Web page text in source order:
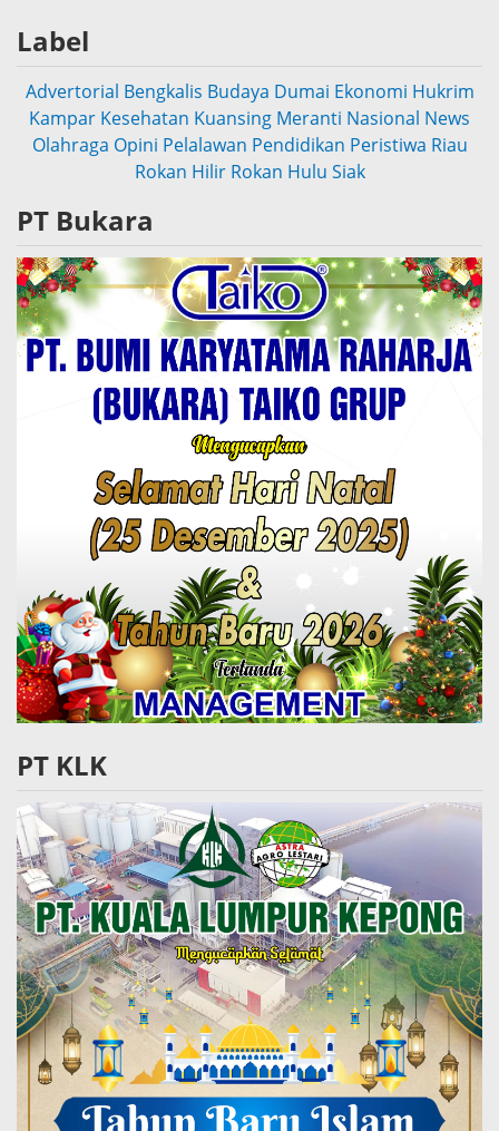
Label
Advertorial Bengkalis Budaya Dumai Ekonomi Hukrim
Kampar Kesehatan Kuansing Meranti Nasional News
Olahraga Opini Pelalawan Pendidikan Peristiwa Riau
Rokan Hilir Rokan Hulu Siak
PT Bukara
PT KLK